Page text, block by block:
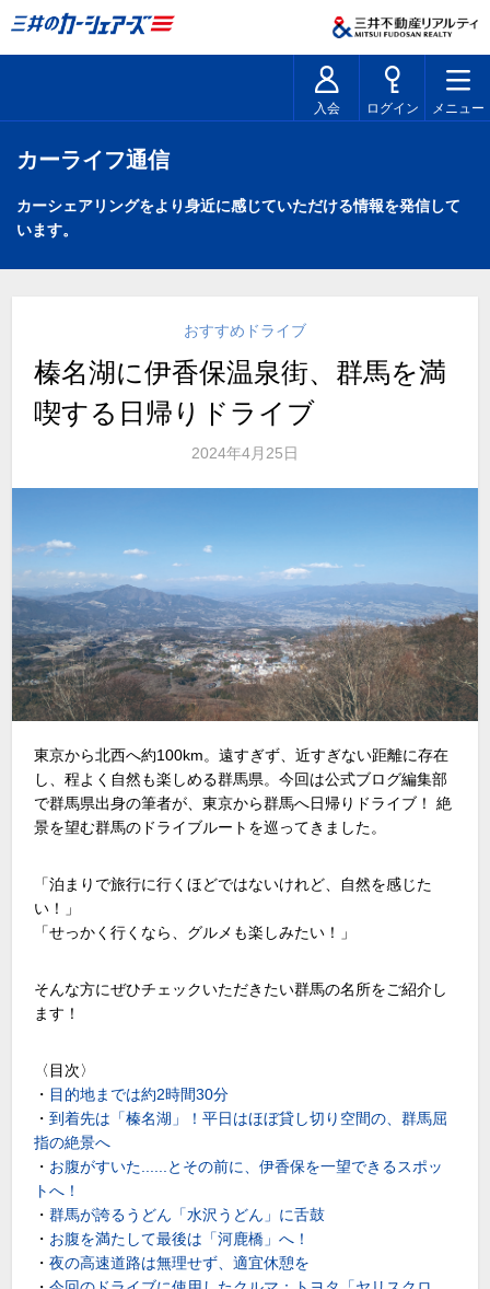
入会 ログイン メニュー
カーライフ通信
カーシェアリングをより身近に感じていただける情報を発信して
います。
おすすめドライブ
榛名湖に伊香保温泉街、群馬を満
喫する日帰りドライブ
2024年4月25日
東京から北西へ約100km。遠すぎず、近すぎない距離に存在
し、程よく自然も楽しめる群馬県。今回は公式ブログ編集部
で群馬県出身の筆者が、東京から群馬へ日帰りドライブ！ 絶
景を望む群馬のドライブルートを巡ってきました。
「泊まりで旅行に行くほどではないけれど、自然を感じた
い！」
「せっかく行くなら、グルメも楽しみたい！」
そんな方にぜひチェックいただきたい群馬の名所をご紹介し
ます！
〈目次〉
・ 目的地までは約2時間30分
・到着先は「榛名湖」！平日はほぼ貸し切り空間の、群馬屈
指の絶景へ
・ お腹がすいた......とその前に、伊香保を一望できるスポッ
トへ！
・群馬が誇るうどん「水沢うどん」に舌鼓
・ お腹を満たして最後は「河鹿橋」へ！
・夜の高速道路は無理せず、適宜休憩を